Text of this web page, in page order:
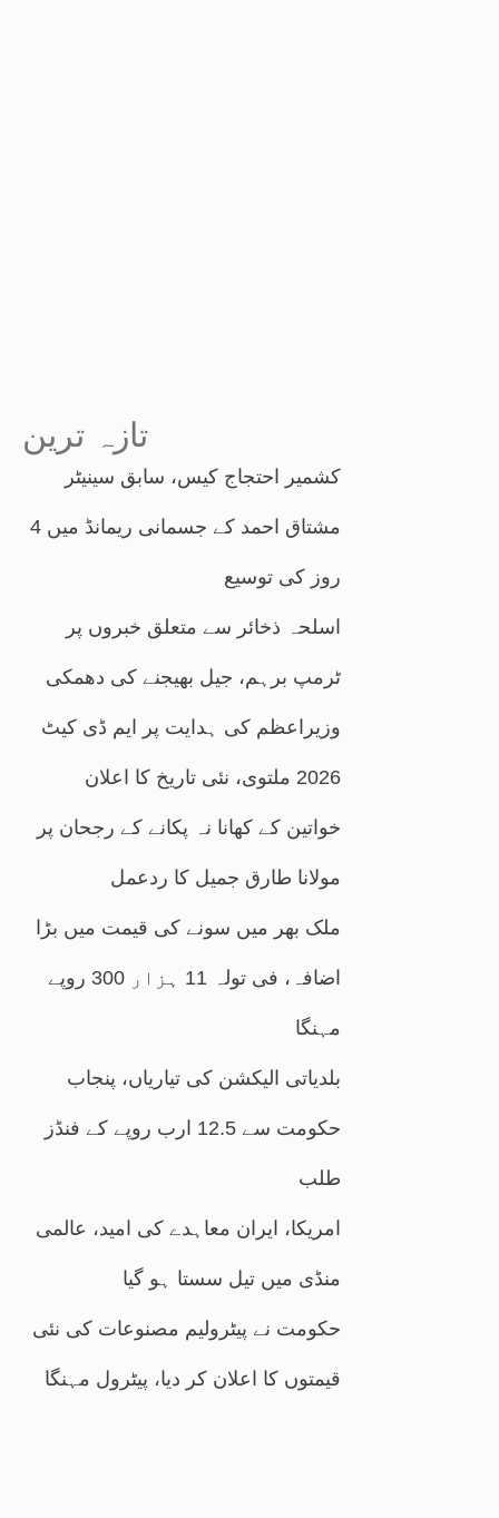
تازہ ترین
کشمیر احتجاج کیس، سابق سینیٹر
مشتاق احمد کے جسمانی ریمانڈ میں 4
روز کی توسیع
اسلحہ ذخائر سے متعلق خبروں پر
ٹرمپ برہم، جیل بھیجنے کی دھمکی
وزیراعظم کی ہدایت پر ایم ڈی کیٹ
2026 ملتوی، نئی تاریخ کا اعلان
خواتین کے کھانا نہ پکانے کے رجحان پر
مولانا طارق جمیل کا ردعمل
ملک بھر میں سونے کی قیمت میں بڑا
اضافہ، فی تولہ 11 ہزار 300 روپے
مہنگا
بلدیاتی الیکشن کی تیاریاں، پنجاب
حکومت سے 12.5 ارب روپے کے فنڈز
طلب
امریکا، ایران معاہدے کی امید، عالمی
منڈی میں تیل سستا ہو گیا
حکومت نے پیٹرولیم مصنوعات کی نئی
قیمتوں کا اعلان کر دیا، پیٹرول مہنگا